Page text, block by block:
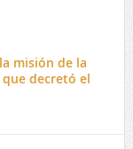
misión de la
decretó el